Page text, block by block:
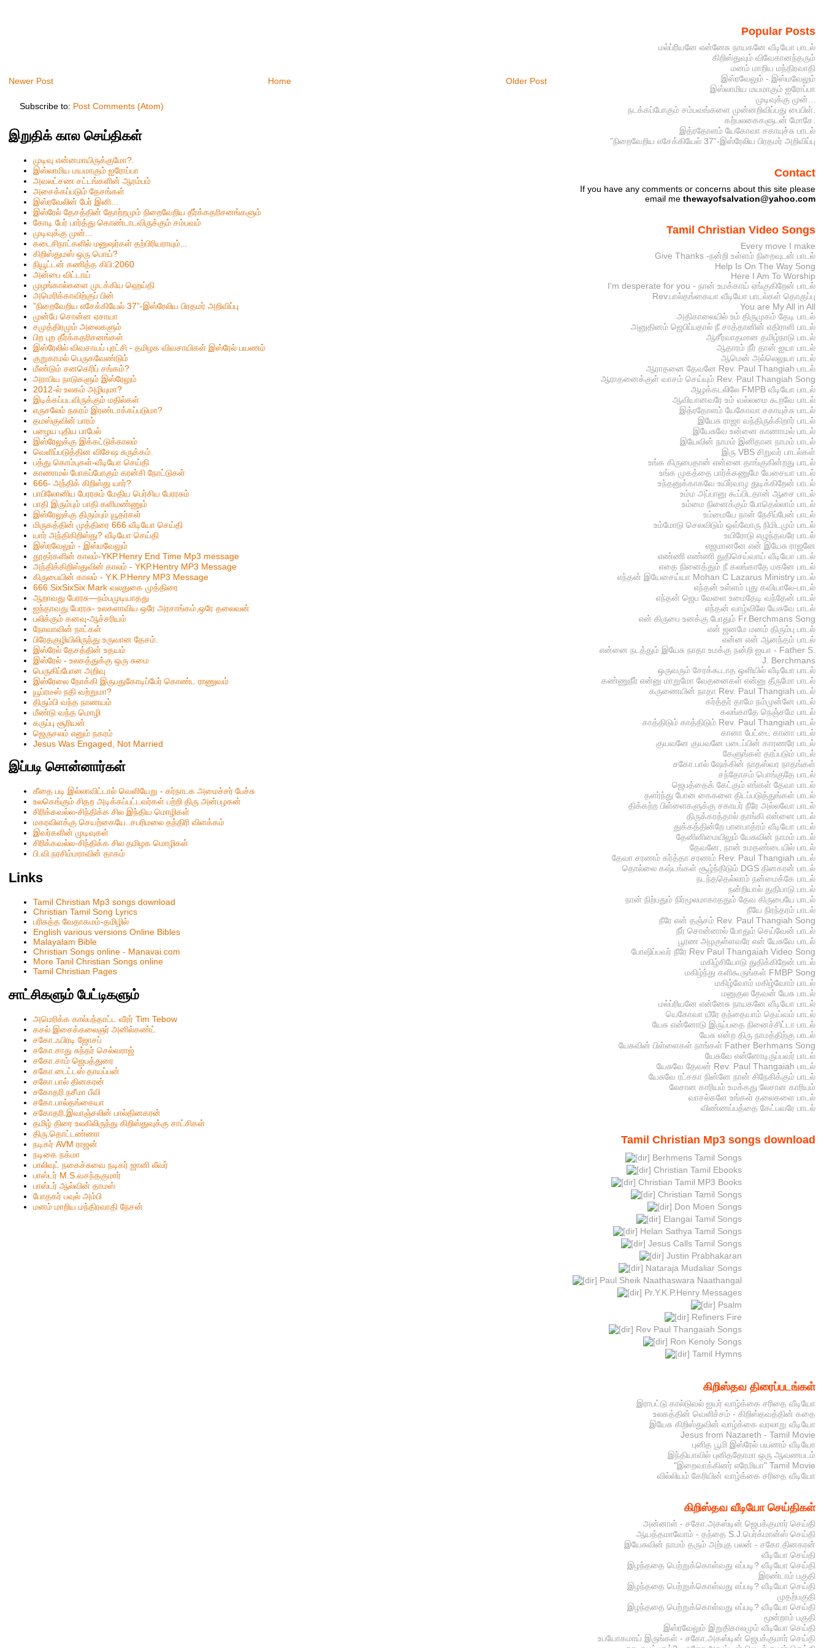
Newer Post Older Post
Home
Subscribe to: Post Comments (Atom)
இறுதிக் கால செய்திகள்
முடிவு என்னமாயிருக்குமோ?.
இஸ்லாமிய மயமாகும் ஐரோப்பா
அவலட்சண சட்டங்களின் ஆரம்பம்
அசைக்கப்படும் தேசங்கள்
இஸ்ரவேலின் பேர் இனி...
இஸ்ரேல் தேசத்தின் தோற்றமும் நிறைவேறிய தீர்க்கதரிசனங்களும்
கோடி பேர் பார்த்து கொண்டாடவிருக்கும் சம்பவம்
முடிவுக்கு முன்...
கடைசிநாட்களில் மனுஷர்கள் தற்பிரியராயும்...
கிறிஸ்தும‌ஸ் ஒரு பொய்?
நியூட்டன் கணித்த கிபி:2060
அன்பை விட்டாய்
முழங்கால்களை முடக்கிய ஹெய்தி
அமெரிக்காவிற்குப் பின்
”நிறைவேறிய எசேக்கியேல் 37”-இஸ்ரேலிய பிரதமர் அறிவிப்பு
முன்பே சொன்ன ஏசாயா
சமுத்திரமும் அலைகளும்
பிற புற தீர்க்கதரிசனங்கள்
இஸ்ரேலில் விவசாயப் புரட்சி - தமிழக விவசாயிகள் இஸ்ரேல் பயணம்
குறுகாமல் பெருகவேண்டும்
மீண்டும் சனகெரிப் சங்கம்?
அராபிய நாடுகளும் இஸ்ரேலும்
2012-ல் உலகம் அழியுமா?
இடிக்கப்படவிருக்கும் மதில்கள்
எருசலேம் நகரம் இரண்டாக்கப்படுமா?
தமஸ்குவின் பாரம்
பழைய புதிய பாபேல்
இஸ்ரேலுக்கு இக்கட்டுக்காலம்
வெளிப்படுத்தின விசேஷ சுருக்கம்.
பத்து கொம்புகள்-வீடியோ செய்தி
காணாமல் போகப்போகும் கரன்சி நோட்டுகள்
666- அந்திக் கிறிஸ்து யார்?
பாபிலோனிய பேரரசும் மேதிய பெர்சிய பேரரசும்
பாதி இரும்பும் பாதி களிமண்ணும்
இஸ்ரேலுக்கு திரும்பும் யூதர்கள்
மிருகத்தின் முத்திரை 666 வீடியோ செய்தி
யார் அந்திகிறிஸ்து? வீடியோ செய்தி
இஸ்ரவேலும் - இஸ்மவேலும்
தூதர்களின் காலம்-YKP.Henry End Time Mp3 message
அந்திக்கிறிஸ்துவின் காலம் - YKP.Hentry MP3 Message
கிருபையின் காலம் - Y.K.P.Henry MP3 Message
666 SixSixSix Mark வலதுகை முத்திரை
ஆறாவது பேரரசு—நம்பமுடியாதது
ஐந்தாவது பேரரசு- உலகளாவிய ஒரே அரசாங்கம்,ஒரே தலைவன்
பலிக்கும் கனவு-ஆச்சரியம்
நோவாவின் நாட்கள்
பிரேதகுழியிலிருந்து உருவான தேசம்.
இஸ்ரேல் தேசத்தின் உதயம்
இஸ்ரேல் - உலகத்துக்கு ஒரு சுமை
பெருகிப்போன அறிவு
இஸ்ரேலை நோக்கி இருபதுகோடிப்பேர் கொண்ட ராணுவம்
யூப்ரடீஸ் நதி வற்றுமா?
திரும்பி வந்த நாணயம்
மீண்டு வந்த மொழி
கருப்பு சூரியன்
ஜெருசலம் எனும் நகரம்
Jesus Was Engaged, Not Married
இப்படி சொன்னார்கள்
கீதை படி இல்லாவிட்டால் வெளியேறு - கர்நாடக அமைச்சர் பேச்சு
உலகெங்கும் சிதற அடிக்கப்பட்டவர்கள் பற்றி திரு அன்பழகன்
சிரிக்கவல்ல-சிந்திக்க சில இந்திய மொழிகள்
மகரவிளக்கு செயற்கையே..சபரிமலை தந்திரி விளக்கம்
இவர்களின் முடிவுகள்
சிரிக்கவல்ல-சிந்திக்க சில தமிழக மொழிகள்
பி.வி.நரசிம்மராவின் தாகம்
Links
Tamil Christian Mp3 songs download
Christian Tamil Song Lyrics
பரிசுத்த வேதாகமம்-தமிழில்
English various versions Online Bibles
Malayalam Bible
Christian Songs online - Manavai.com
More Tanil Christian Songs online
Tamil Christian Pages
சாட்சிகளும் பேட்டிகளும்
அமெரிக்க கால்பந்தாட்ட வீரர் Tim Tebow
கசல் இசைக்கலைஞர் அனில்கண்ட்
சகோ.ஃபிரடி ஜோசப்
சகோ.சாது சுந்தர் செல்வராஜ்
சகோ.சாம் ஜெபத்துரை
சகோ.டைட்டஸ் தாயப்பன்
சகோ.பால் தினகரன்
சகோதரி.நசீமா பீவி
ச‌கோ.பால்த‌ங்கையா
ச‌கோதரி.இவாஞ்சலின் பால்தின‌க‌ர‌ன்
தமிழ் திரை உலகிலிருந்து கிறிஸ்துவுக்கு சாட்சிகள்
திரு.தொட்டண்ணா
நடிகர் AVM ராஜன்
நடிகை நக்மா
பாலிவுட் நகைச்சுவை நடிகர் ஜானி லீவர்
பாஸ்டர் M.S.வசந்தகுமார்
பாஸ்டர் ஆல்வின் தாமஸ்
போதகர் பவுல் அம்பி
மனம் மாறிய மந்திரவாதி நேசன்
Popular Posts
மல்ப்ரியனே என்னேசு நாயகனே வீடியோ பாடல்
கிறிஸ்துவும் விவேகானந்தரும்
மனம் மாறிய மந்திரவாதி
இஸ்ரவேலும் - இஸ்மவேலும்
இஸ்லாமிய மயமாகும் ஐரோப்பா
முடிவுக்கு முன்...
நடக்கப்போகும் சம்பவங்களை முன்னறிவிப்பது பைபிள்.
கற்பலகைகளுடன் மோசே.
இத்ரதோளம் யேகோவா சகாயுச்சு பாடல்
”நிறைவேறிய எசேக்கியேல் 37”-இஸ்ரேலிய பிரதமர் அறிவிப்பு
Contact
If you have any comments or concerns about this site please
email me thewayofsalvation@yahoo.com
Tamil Christian Video Songs
Every move I make
Give Thanks -நன்றி உள்ளம் நிறைவுடன் பாடல்
Help Is On The Way Song
Here I Am To Worship
I'm desperate for you - நான் உமக்காய் ஏங்குகிறேன் பாடல்
Rev.பால்தங்கையா வீடியோ பாடல்கள் தொகுப்பு
You are My All in All
அதிகாலையில் உம் திருமுகம் தேடி பாடல்
அனுதினம் ஜெபிப்பதால் நீ சாத்தானின் எதிராளி பாடல்
ஆசீர்வாதமான தமிழ்நாடு பாடல்
ஆதாரம் நீர் தான் ஐயா பாடல்
ஆமென் அல்லெலுயா பாடல்
ஆராதனை தேவனே Rev. Paul Thangiah பாடல்
ஆராதனைக்குள் வாசம் செய்யும் Rev. Paul Thangiah Song
ஆழக்கடலிலே FMPB வீடியோ பாடல்
ஆவியானவரே உம் வல்லமை கூறவே பாடல்
இத்ரதோளம் யேகோவா சகாயுச்சு பாடல்
இயேசு ராஜா வந்திருக்கிறார் பாடல்
இயேசுவே உன்னை காணாமல் பாடல்
இயேவின் நாமம் இனிதான நாமம் பாடல்
இரு VBS சிறுவர் பாடல்கள்
உங்க கிருபைதான் என்னை தாங்குகின்றது பாடல்
உங்க முகத்தை பார்க்கணுமே யேசையா பாடல்
உந்தனுக்காகவே உயிர்வாழ துடிக்கிறேன் பாடல்
உம்ம அப்பானு கூப்பிடதான் ஆசை பாடல்
உம்மை நினைக்கும் போதெல்லாம் பாடல்
உம்மையே நான் நேசிப்பேன் பாடல்
உம்மோடு செலவிடும் ஒவ்வோரு நிமிடமும் பாடல்
உயிரோடு எழுந்தவரே பாடல்
எஜமானனே என் இயேசு ராஜனே
எண்ணி எண்ணி துதிசெய்வாய் வீடியோ பாடல்
எதை நினைத்தும் நீ கலங்காதே மகனே பாடல்
எந்தன் இயேசைய்யா Mohan C Lazarus Ministry பாடல்
எந்தன் உள்ளம் புது கவியாலே-பாடல்
எந்தன் ஜெப வேளை உமைதேடி வந்தேன் பாடல்
எந்தன் வாழ்விலே யேசுவே பாடல்
என் கிருபை உனக்கு போதும் Fr.Berchmans Song
என் ஜனமே மனம் திரும்பு பாடல்
என்ன என் ஆனந்தம் பாடல்
என்னை நடத்தும் இயேசு நாதா உமக்கு நன்றி ஐயா - Father S.
J. Berchmans
ஒருவரும் சேரக்கூடாத ஒளியில் வீடியோ பாடல்
கண்ணுநீர் என்னு மாறுமோ வேதனைகள் என்னு தீருமோ பாடல்
கருணையின் நாதா Rev. Paul Thangiah பாடல்
கர்த்தர் தாமே நம்முன்னே பாடல்
கலங்காதே நெஞ்சமே பாடல்
காத்திடும் காத்திடும் Rev. Paul Thangiah பாடல்
கானா பேட்டை கானா பாடல்
குயவனே குயவனே படைப்பின் காரணரே பாடல்
கேளுங்கள் தரப்படும் பாடல்
சகோ.பால் ஷேக்கின் நாதஸ்வர நாதங்கள்
சந்தோசம் பொங்குதே பாடல்
ஜெபத்தைக் கேட்கும் எங்கள் தேவா பாடல்
தளர்ந்து போன கைகளை திடப்படுத்துங்கள் பாடல்
திக்கற்ற பிள்ளைகளுக்கு சகாயர் நீரே அல்லவோ பாடல்
திருக்கரத்தால் தாங்கி என்னை பாடல்
துக்கத்தின்றே பானபாத்ரம் வீடியோ பாடல்
தேனினிமையிலும் யேசுவின் நாமம் பாடல்
தேவனே, நான் உமதண்டையில் பாடல்
தேவா சரணம் கர்த்தா சரணம் Rev. Paul Thangiah பாடல்
தொல்லை கஷ்டங்கள் சூழ்ந்திடும் DGS தினகரன் பாடல்
நடந்ததெல்லாம் நன்மைக்கே பாடல்
நன்றியால் துதிபாடு பாடல்
நான் நிற்பதும் நிர்மூலமாகாததும் தேவ கிருபையே பாடல்
நீயே நிரந்தரம் பாடல்
நீரே என் தஞ்சம் Rev. Paul Thangiah Song
நீர் சொன்னால் போதும் செய்வேன் பாடல்
பூரண அழகுள்ளவரே என் யேசுவே பாடல்
போஷிப்பவர் நீரே Rev Paul Thangaiah Video Song
மகிழ்சியோடு துதிக்கிறேன் பாடல்
மகிழ்ந்து களிகூருங்கள் FMBP Song
மகிழ்வோம் மகிழ்வோம் பாடல்
மனுகுல தேவன் யேசு பாடல்
மல்ப்ரியனே என்னேசு நாயகனே வீடியோ பாடல்
யெகோவா யீரே தந்தையாம் தெய்வம் பாடல்
யேசு என்னோடு இருப்பதை நினைச்சிட்டா பாடல்
யேசு என்ற திரு நாமத்திற்கு பாடல்
யேசுவின் பிள்ளைகள் நாங்கள் Father Berhmans Song
யேசுவே என்னோடிருப்பவர் பாடல்
யேசுவே தேவன் Rev. Paul Thangaiah பாடல்
யேசுவே ரட்சகா நின்னே நான் சிநேகிக்கும் பாடல்
லேசான காரியம் உமக்கது லேசான காரியம்
வாசல்களே உங்கள் தலைகளை பாடல்
விண்ணப்பத்தை கேட்பவரே பாடல்
Tamil Christian Mp3 songs download
Berhmens Tamil Songs
Christian Tamil Ebooks
Christian Tamil MP3 Books
Christian Tamil Songs
Don Moen Songs
Elangai Tamil Songs
Helan Sathya Tamil Songs
Jesus Calls Tamil Songs
Justin Prabhakaran
Nataraja Mudaliar Songs
Paul Sheik Naathaswara Naathangal
Pr.Y.K.P.Henry Messages
Psalm
Refiners Fire
Rev Paul Thangaiah Songs
Ron Kenoly Songs
Tamil Hymns
கிறிஸ்தவ திரைப்படங்கள்
இராபட்டு கால்டுவல் ஐயர் வாழ்க்கை சரிதை வீடியோ
உலகத்தின் வெளிச்சம் - கிறிஸ்தவத்தின் கதை
இயேசு கிறிஸ்துவின் வாழ்க்கை வரலாறு வீடியோ
Jesus from Nazareth - Tamil Movie
புனித பூமி இஸ்ரேல் பயணம் வீடியோ
இந்தியாவில் புனிததோமா ஒரு ஆவணபடம்
"இறைவாக்கினர் எரேமியா" Tamil Movie
வில்லியம் கேரியின் வாழ்க்கை சரிதை வீடியோ
கிறிஸ்தவ வீடியோ செய்திகள்
அன்னாள் - சகோ.அகஸ்டின் ஜெபக்குமார் செய்தி
ஆயத்தமாவோம் - தந்தை S.J.பெர்க்மான்ஸ் செய்தி
இயேசுவின் நாமம் தரும் அற்புத பலன் - சகோ.தினகரன்
வீடியோ செய்தி
இழந்ததை பெற்றுக்கொள்வது எப்படி? வீடியோ செய்தி
இரண்டாம் பகுதி
இழந்ததை பெற்றுக்கொள்வது எப்படி? வீடியோ செய்தி
முதற்பகுதி
இழந்ததை பெற்றுக்கொள்வது எப்படி? வீடியோ செய்தி
மூன்றாம் பகுதி
இஸ்ரவேலும் இறுதிகாலமும் வீடியோ செய்தி
உபயோகமாய் இருங்கள் - சகோ.அகஸ்டின் ஜெபக்குமார் செய்தி